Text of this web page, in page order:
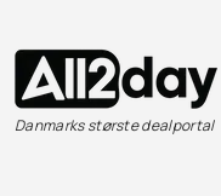
Danmarks største dealportal